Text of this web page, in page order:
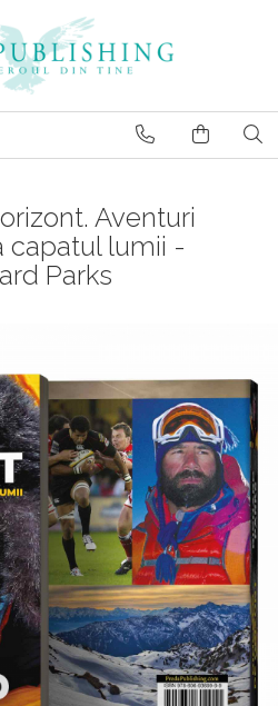
Aventuri
capatul lumii -
Parks